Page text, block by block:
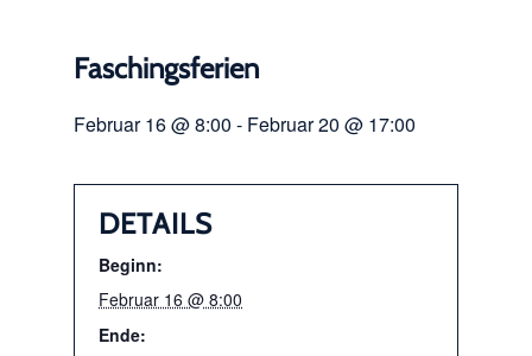
Faschingsferien
Februar 16 @ 8:00 - Februar 20 @ 17:00
DETAILS
Beginn:
Februar 16 @ 8:00
Ende: